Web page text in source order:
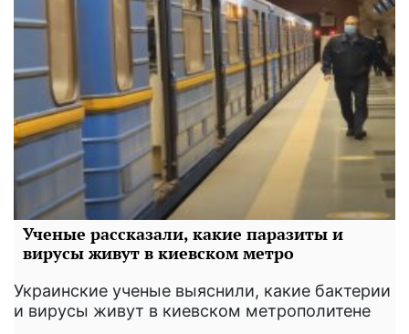
Ученые рассказали, какие паразиты и
вирусы живут в киевском метро
Украинские ученые выяснили, какие бактерии
и вирусы живут в киевском метрополитене